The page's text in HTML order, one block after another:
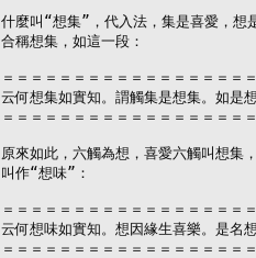
什麼叫“想集”，代入法，集是喜愛，想
合稱想集，如這一段：
＝＝＝＝＝＝＝＝＝＝＝＝＝＝＝＝＝
云何想集如實知。謂觸集是想集。如是
＝＝＝＝＝＝＝＝＝＝＝＝＝＝＝＝＝
原來如此，六觸為想，喜愛六觸叫想集
叫作“想味”：
＝＝＝＝＝＝＝＝＝＝＝＝＝＝＝＝＝
云何想味如實知。想因緣生喜樂。是名
＝＝＝＝＝＝＝＝＝＝＝＝＝＝＝＝＝